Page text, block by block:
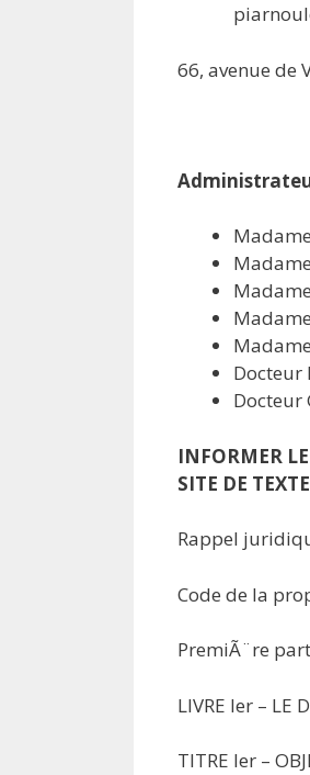
66, avenue de
Docteur
Docteur
INFORMER
SITE DE
Rappel
Code de la
PremiÃ¨re
LIVRE Ier – LE
TITRE Ier –